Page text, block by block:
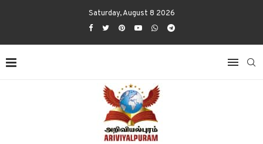
Saturday, August 8 2026